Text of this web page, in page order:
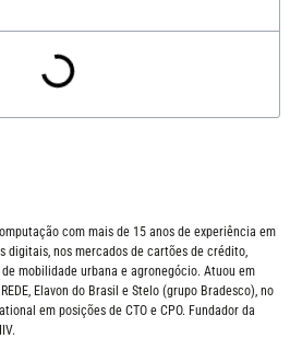
com mais de 15 anos de experiência em
digitais, nos mercados de cartões de crédito,
mobilidade urbana e agronegócio. Atuou em
Elavon do Brasil e Stelo (grupo Bradesco), no
em posições de CTO e CPO. Fundador da